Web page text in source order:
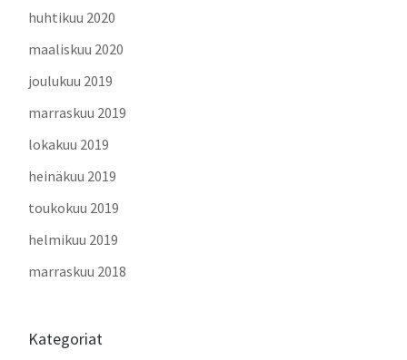
huhtikuu 2020
maaliskuu 2020
joulukuu 2019
marraskuu 2019
lokakuu 2019
heinäkuu 2019
toukokuu 2019
helmikuu 2019
marraskuu 2018
Kategoriat